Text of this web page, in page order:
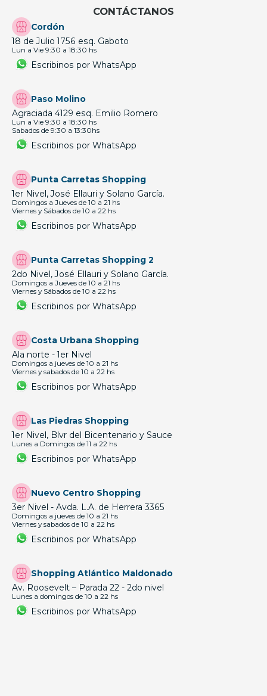
CONTÁCTANOS
Cordón
18 de Julio 1756 esq. Gaboto
Lun a Vie 9:30 a 18:30 hs
Escribinos por WhatsApp
Paso Molino
Agraciada 4129 esq. Emilio Romero
Lun a Vie 9:30 a 18:30 hs
Sabados de 9:30 a 13:30hs
Escribinos por WhatsApp
Punta Carretas Shopping
1er Nivel, José Ellauri y Solano García.
Domingos a Jueves de 10 a 21 hs
Viernes y Sábados de 10 a 22 hs
Escribinos por WhatsApp
Punta Carretas Shopping 2
2do Nivel, José Ellauri y Solano García.
Domingos a Jueves de 10 a 21 hs
Viernes y Sábados de 10 a 22 hs
Escribinos por WhatsApp
Costa Urbana Shopping
Ala norte - 1er Nivel
Domingos a jueves de 10 a 21 hs
Viernes y sabados de 10 a 22 hs
Escribinos por WhatsApp
Las Piedras Shopping
1er Nivel, Blvr del Bicentenario y Sauce
Lunes a Domingos de 11 a 22 hs
Escribinos por WhatsApp
Nuevo Centro Shopping
3er Nivel - Avda. L.A. de Herrera 3365
Domingos a jueves de 10 a 21 hs
Viernes y sabados de 10 a 22 hs
Escribinos por WhatsApp
Shopping Atlántico Maldonado
Av. Roosevelt – Parada 22 - 2do nivel
Lunes a domingos de 10 a 22 hs
Escribinos por WhatsApp